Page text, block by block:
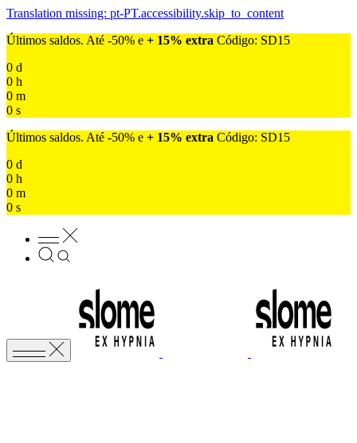
Translation missing: pt-PT.accessibility.skip_to_content
Últimos saldos. Até -50% e + 15% extra Código: SD15
0 d
0 h
0 m
0 s
Últimos saldos. Até -50% e + 15% extra Código: SD15
0 d
0 h
0 m
0 s